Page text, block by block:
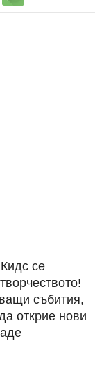
се
събития,
открие нови